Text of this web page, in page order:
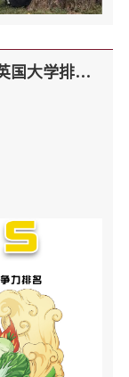
英国这些大学更胜一筹？2023QS英国大学排名分析来了，这些内容你一定要知道！